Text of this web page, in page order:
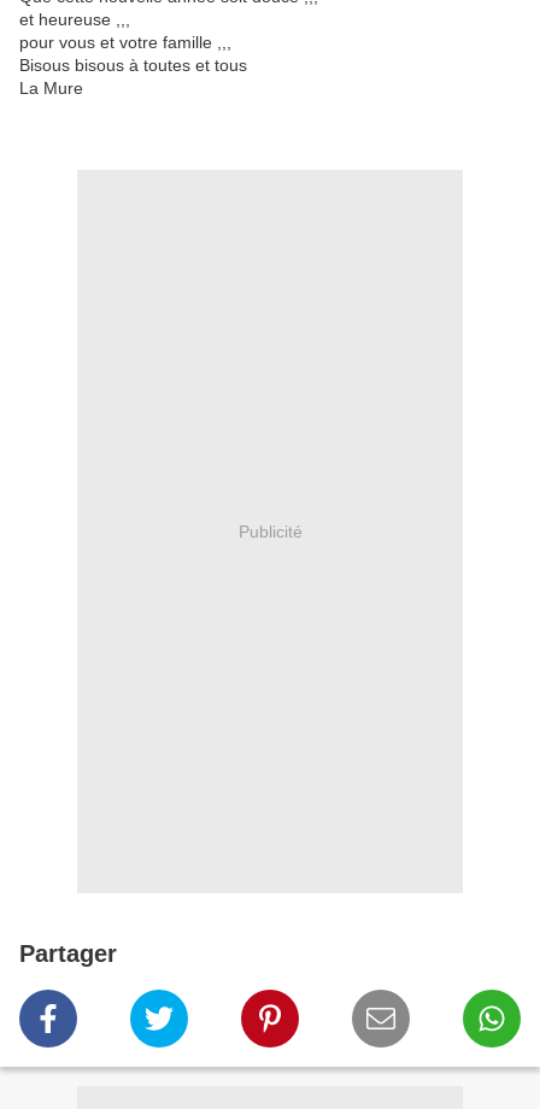
et heureuse ,,,
pour vous et votre famille ,,,
Bisous bisous à toutes et tous
La Mure
Publicité
Partager